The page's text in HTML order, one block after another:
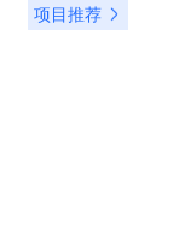
项目推荐